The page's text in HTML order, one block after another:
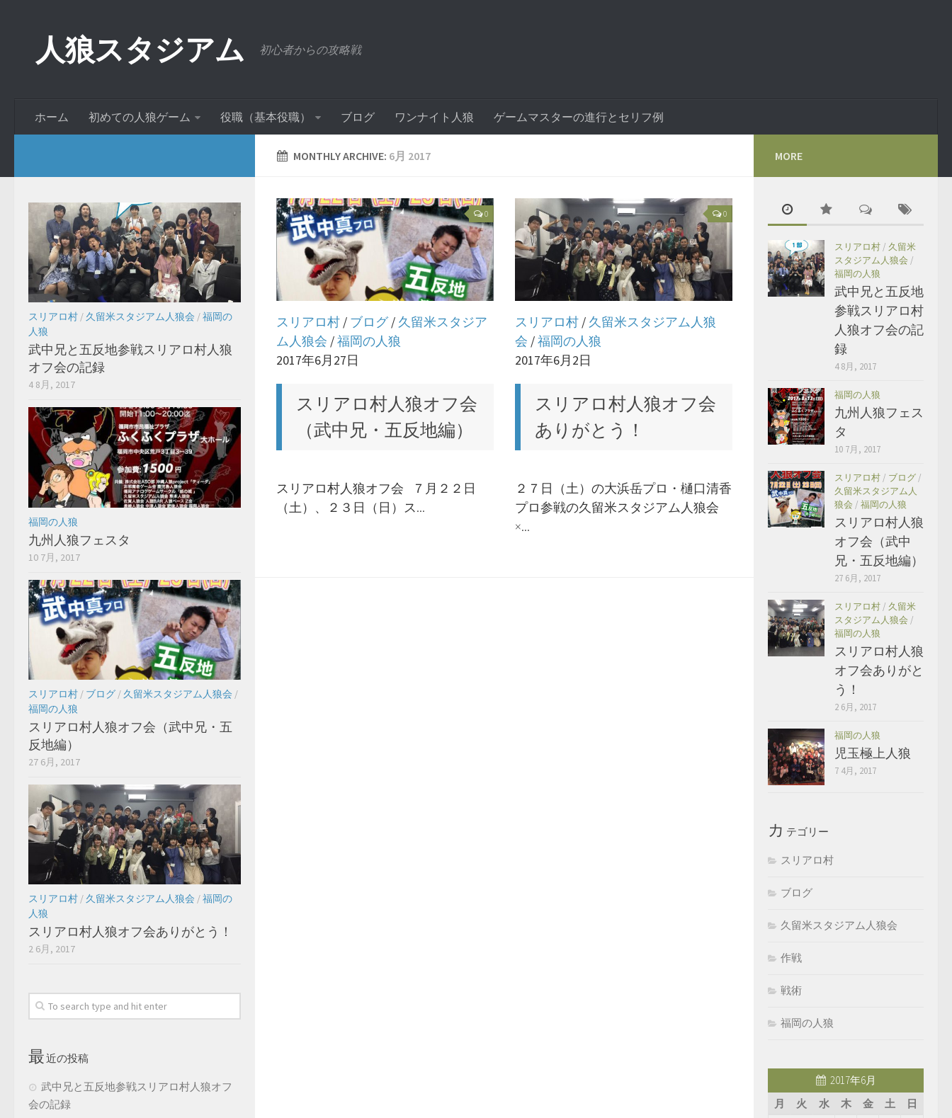
人狼スタジアム 初心者からの攻略戦
ホーム 初めての人狼ゲーム 役職（基本役職） ブログ ワンナイト人狼 ゲームマスターの進行とセリフ例
MONTHLY ARCHIVE: 6月 2017
0
スリアロ村 / ブログ/ 久留米スタジア
ム人狼会 /福岡の人狼
2017年6月27日
スリアロ村人狼オフ会
（武中兄・五反地編）
スリアロ村人狼オフ会 ７月２２日
（土）、２３日（日）ス...
0
スリアロ村 / 久留米スタジアム人狼
会 /福岡の人狼
2017年6月2日
スリアロ村人狼オフ会
ありがとう！
２７日（土）の大浜岳プロ・樋口清香
プロ参戦の久留米スタジアム人狼会
×...
スリアロ村 / 久留米スタジアム人狼会 /福岡の
人狼
武中兄と五反地参戦スリアロ村人狼
オフ会の記録
4 8月, 2017
福岡の人狼
九州人狼フェスタ
10 7月, 2017
スリアロ村 / ブログ / 久留米スタジアム人狼会 /
福岡の人狼
スリアロ村人狼オフ会（武中兄・五
反地編）
27 6月, 2017
スリアロ村 / 久留米スタジアム人狼会 /福岡の
人狼
スリアロ村人狼オフ会ありがとう！
2 6月, 2017
最近の投稿
武中兄と五反地参戦スリアロ村人狼オフ
会の記録
MORE
スリアロ村 / 久留米
スタジアム人狼会 /
福岡の人狼
武中兄と五反地
参戦スリアロ村
人狼オフ会の記
録
4 8月, 2017
福岡の人狼
九州人狼フェス
タ
10 7月, 2017
スリアロ村 / ブログ /
久留米スタジアム人
狼会 / 福岡の人狼
スリアロ村人狼
オフ会（武中
兄・五反地編）
27 6月, 2017
スリアロ村 / 久留米
スタジアム人狼会 /
福岡の人狼
スリアロ村人狼
オフ会ありがと
う！
2 6月, 2017
福岡の人狼
児玉極上人狼
7 4月, 2017
カ テゴリー
スリアロ村
ブログ
久留米スタジアム人狼会
作戦
戦術
福岡の人狼
2017年6月
月
火 水 木 金 土 日